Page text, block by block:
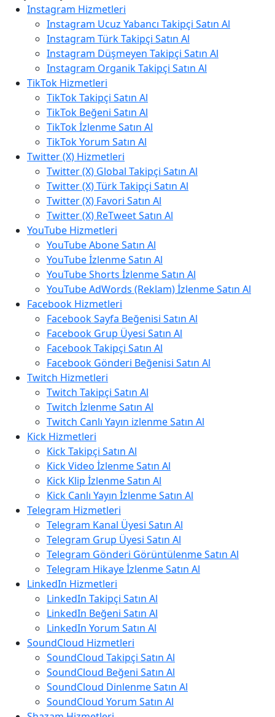
Instagram Hizmetleri
Instagram Ucuz Yabancı Takipçi Satın Al
Instagram Türk Takipçi Satın Al
Instagram Düşmeyen Takipçi Satın Al
Instagram Organik Takipçi Satın Al
TikTok Hizmetleri
TikTok Takipçi Satın Al
TikTok Beğeni Satın Al
TikTok İzlenme Satın Al
TikTok Yorum Satın Al
Twitter (X) Hizmetleri
Twitter (X) Global Takipçi Satın Al
Twitter (X) Türk Takipçi Satın Al
Twitter (X) Favori Satın Al
Twitter (X) ReTweet Satın Al
YouTube Hizmetleri
YouTube Abone Satın Al
YouTube İzlenme Satın Al
YouTube Shorts İzlenme Satın Al
YouTube AdWords (Reklam) İzlenme Satın Al
Facebook Hizmetleri
Facebook Sayfa Beğenisi Satın Al
Facebook Grup Üyesi Satın Al
Facebook Takipçi Satın Al
Facebook Gönderi Beğenisi Satın Al
Twitch Hizmetleri
Twitch Takipçi Satın Al
Twitch İzlenme Satın Al
Twitch Canlı Yayın izlenme Satın Al
Kick Hizmetleri
Kick Takipçi Satın Al
Kick Video İzlenme Satın Al
Kick Klip İzlenme Satın Al
Kick Canlı Yayın İzlenme Satın Al
Telegram Hizmetleri
Telegram Kanal Üyesi Satın Al
Telegram Grup Üyesi Satın Al
Telegram Gönderi Görüntülenme Satın Al
Telegram Hikaye İzlenme Satın Al
LinkedIn Hizmetleri
LinkedIn Takipçi Satın Al
LinkedIn Beğeni Satın Al
LinkedIn Yorum Satın Al
SoundCloud Hizmetleri
SoundCloud Takipçi Satın Al
SoundCloud Beğeni Satın Al
SoundCloud Dinlenme Satın Al
SoundCloud Yorum Satın Al